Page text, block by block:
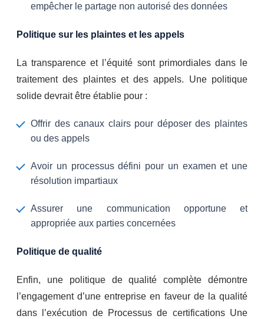
empêcher le partage non autorisé des données
Politique sur les plaintes et les appels
La transparence et l’équité sont primordiales dans le
traitement des plaintes et des appels. Une politique
solide devrait être établie pour :
Offrir des canaux clairs pour déposer des plaintes
ou des appels
Avoir un processus défini pour un examen et une
résolution impartiaux
Assurer une communication opportune et
appropriée aux parties concernées
Politique de qualité
Enfin, une politique de qualité complète démontre
l’engagement d’une entreprise en faveur de la qualité
dans l’exécution de Processus de certifications Une